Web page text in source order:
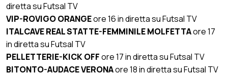
diretta su Futsal TV
VIP-ROVIGO ORANGEore 16 in diretta su Futsal TV
ITALCAVE REAL STATTE-FEMMINILE MOLFETTAore 17
in diretta su Futsal TV
PELLETTERIE-KICK OFFore 17 in diretta su Futsal TV
BITONTO-AUDACE VERONAore 18 in diretta su Futsal TV